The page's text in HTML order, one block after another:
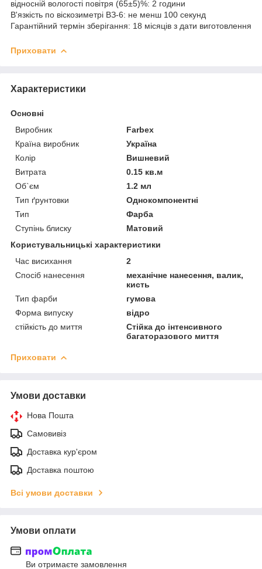
відносній вологості повітря (65±5)%: 2 години
В'язкість по віскозиметрі ВЗ-6: не менш 100 секунд
Гарантійний термін зберігання: 18 місяців з дати виготовлення
Приховати
Характеристики
Основні
Виробник
Farbex
Країна виробник
Україна
Колір
Вишневий
Витрата
0.15 кв.м
Об`єм
1.2 мл
Тип ґрунтовки
Однокомпонентні
Тип
Фарба
Ступінь блиску
Матовий
Користувальницькі характеристики
Час висихання
2
Спосіб нанесення
механічне нанесення, валик,
кисть
Тип фарби
гумова
Форма випуску
відро
стійкість до миття
Стійка до інтенсивного
багаторазового миття
Приховати
Умови доставки
Нова Пошта
Самовивіз
Доставка кур'єром
Доставка поштою
Всі умови доставки
Умови оплати
Ви отримаєте замовлення